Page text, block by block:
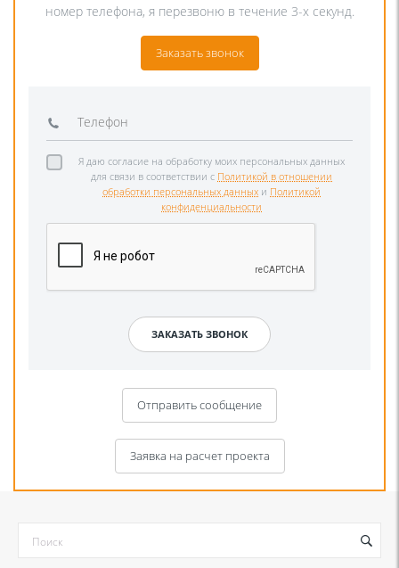
номер телефона, я перезвоню в течение 3-х секунд.
Заказать звонок
Я даю согласие на обработку моих персональных данных
для связи в соответствии с Политикой в отношении
обработки персональных данных и Политикой
конфиденциальности
Отправить сообщение
Заявка на расчет проекта